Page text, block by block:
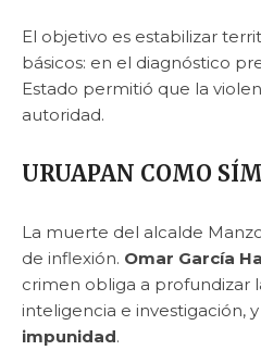
El objetivo es estabilizar
básicos: en el diagnóstico
Estado permitió que la
autoridad.
URUAPAN COMO
La muerte del alcalde
de inflexión. Omar García
crimen obliga a profundizar
inteligencia e investigación,
impunidad.